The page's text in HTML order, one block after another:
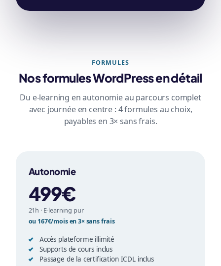
FORMULES
Nos formules WordPress en détail
Du e-learning en autonomie au parcours complet
avec journée en centre : 4 formules au choix,
payables en 3× sans frais.
Autonomie
499€
21h · E-learning pur
ou 167€/mois en 3× sans frais
Accès plateforme illimité
Supports de cours inclus
Passage de la certification ICDL inclus